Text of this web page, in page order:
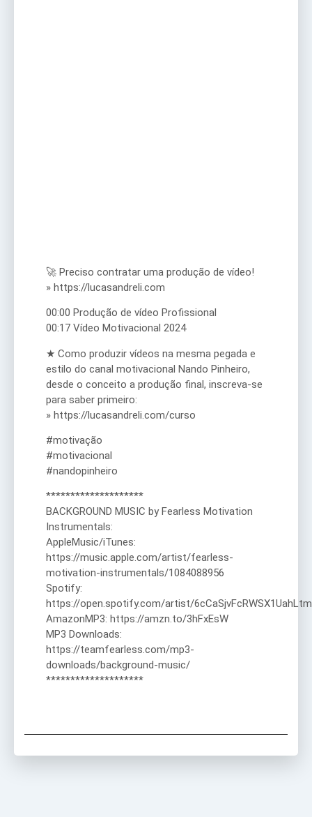
🚀 Preciso contratar uma produção de vídeo!
» https://lucasandreli.com
00:00 Produção de vídeo Profissional
00:17 Vídeo Motivacional 2024
★ Como produzir vídeos na mesma pegada e
estilo do canal motivacional Nando Pinheiro,
desde o conceito a produção final, inscreva-se
para saber primeiro:
» https://lucasandreli.com/curso
#motivação
#motivacional
#nandopinheiro
********************
BACKGROUND MUSIC by Fearless Motivation
Instrumentals:
AppleMusic/iTunes:
https://music.apple.com/artist/fearless-
motivation-instrumentals/1084088956
Spotify:
https://open.spotify.com/artist/
AmazonMP3: https://amzn.to/3hFxEsW
MP3 Downloads:
https://teamfearless.com/mp3-
downloads/background-music/
********************